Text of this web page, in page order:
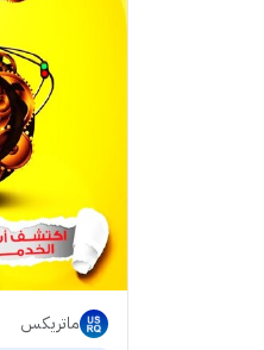
ماتريكس